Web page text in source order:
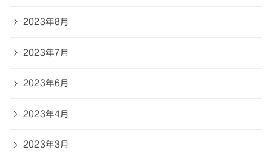
2023年8月
2023年7月
2023年6月
2023年4月
2023年3月